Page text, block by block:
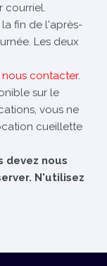
courriel.
la fin de l'après-
Les deux
nous contacter.
sur le
vous ne
cueillette
devez nous
N'utilisez